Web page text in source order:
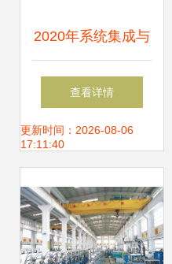
2020年系统集成与
物流自动化 机械设
备研发的挑战与机
查看详情
更新时间：2026-08-06
17:11:40